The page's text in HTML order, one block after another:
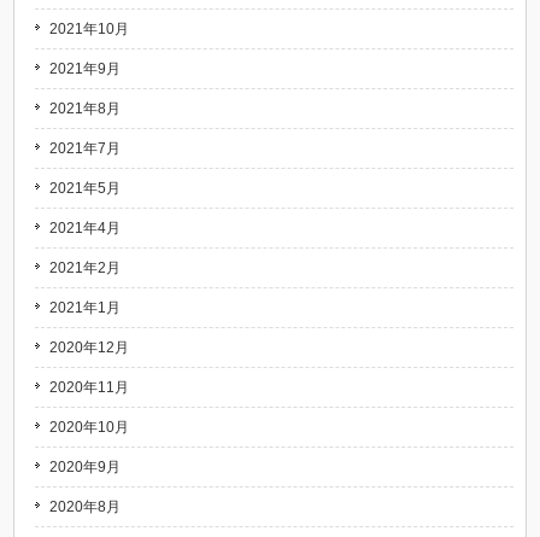
2021年10月
2021年9月
2021年8月
2021年7月
2021年5月
2021年4月
2021年2月
2021年1月
2020年12月
2020年11月
2020年10月
2020年9月
2020年8月